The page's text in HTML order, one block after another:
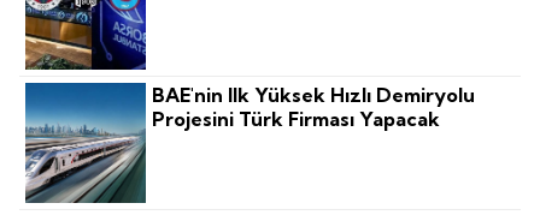
BAE'nin Ilk Yüksek Hızlı Demiryolu
Projesini Türk Firması Yapacak